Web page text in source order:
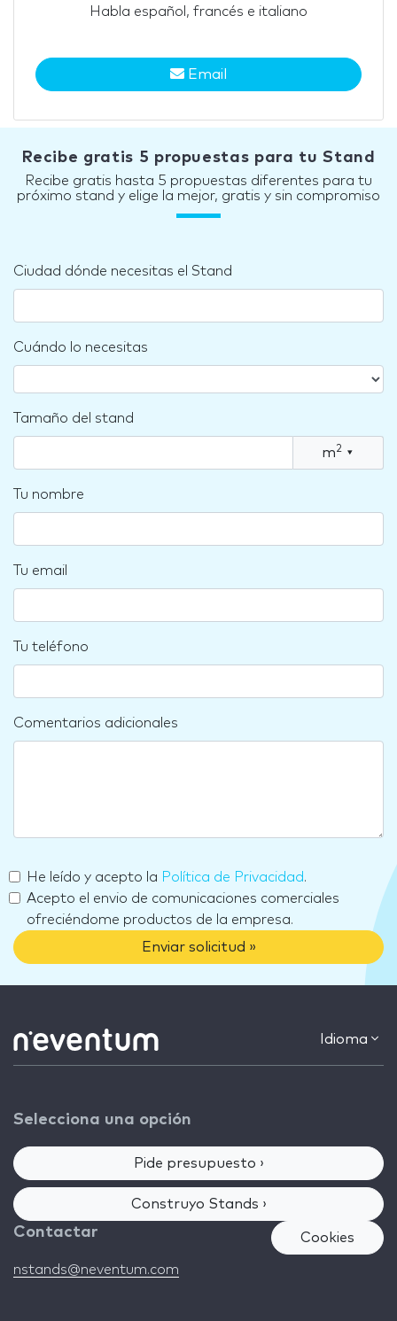
Habla español, francés e italiano
Email
Recibe gratis 5 propuestas para tu Stand
Recibe gratis hasta 5 propuestas diferentes para tu
próximo stand y elige la mejor, gratis y sin compromiso
Ciudad dónde necesitas el Stand
Cuándo lo necesitas
Tamaño del stand
m2 ▾
Tu nombre
Tu email
Tu teléfono
Comentarios adicionales
He leído y acepto la Política de Privacidad.
Acepto el envio de comunicaciones comerciales
ofreciéndome productos de la empresa.
Enviar solicitud »
Idioma
Selecciona una opción
Pide presupuesto ›
Construyo Stands ›
Contactar
nstands@neventum.com
Cookies